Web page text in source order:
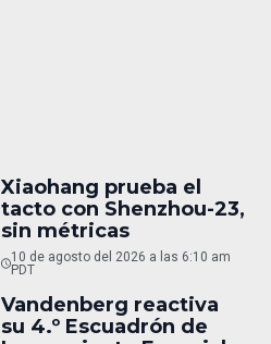
Xiaohang prueba el
tacto con Shenzhou-23,
sin métricas
10 de agosto del 2026 a las 6:10 am
PDT
Vandenberg reactiva
su 4.º Escuadrón de